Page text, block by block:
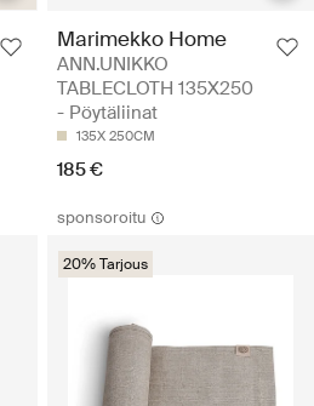
Marimekko Home
ANN.UNIKKO
TABLECLOTH 135X250
- Pöytäliinat
135X 250CM
185 €
sponsoroitu
20% Tarjous